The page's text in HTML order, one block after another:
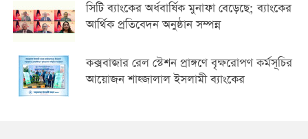
সিটি ব্যাংকের অর্ধবার্ষিক মুনাফা বেড়েছে; ব্যাংকের
আর্থিক প্রতিবেদন অনুষ্ঠান সম্পন্ন
কক্সবাজার রেল স্টেশন প্রাঙ্গণে বৃক্ষরোপণ কর্মসূচির
আয়োজন শাহ্জালাল ইসলামী ব্যাংকের